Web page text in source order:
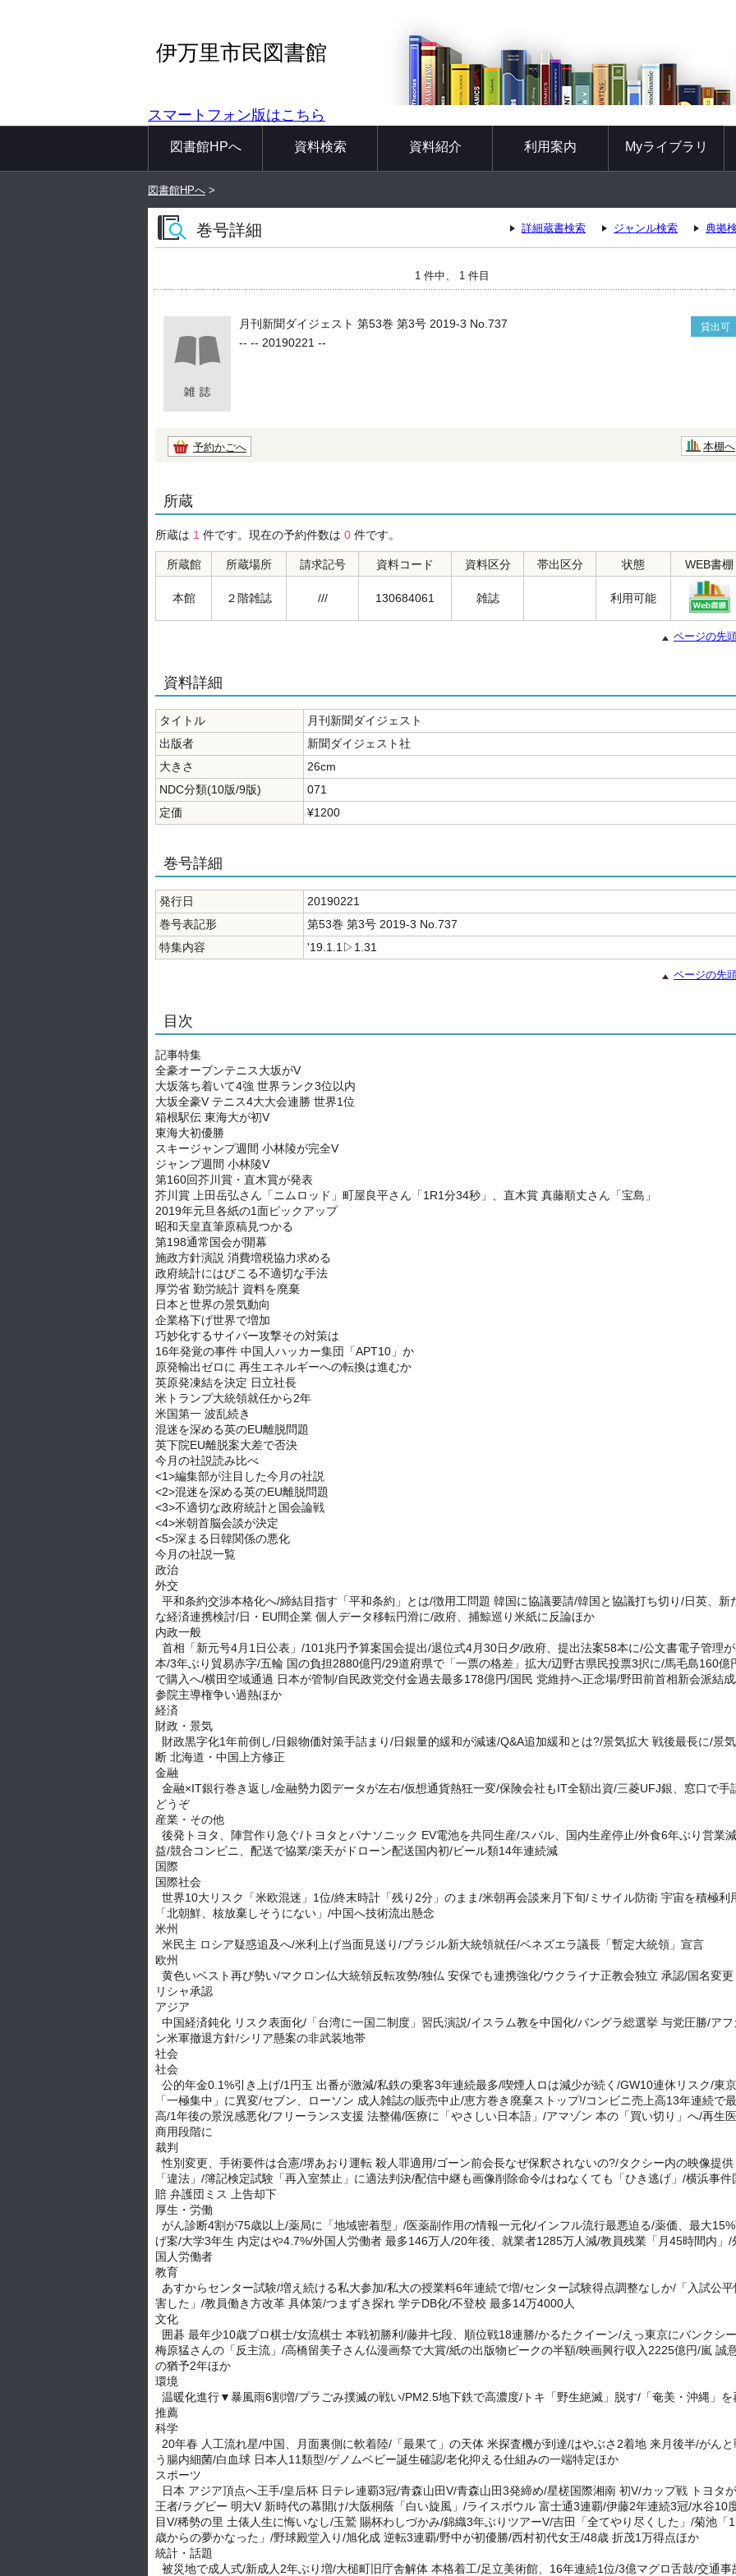
伊万里市民図書館
スマートフォン版はこちら
図書館HPへ 資料検索 資料紹介 利用案内 Myライブラリ
図書館HPへ >
巻号詳細 詳細蔵書検索 ジャンル検索 典拠
1 件中、 1 件目
月刊新聞ダイジェスト 第53巻 第3号 2019-3 No.737 貸出可
-- -- 20190221 --
予約かごへ 本棚へ
所蔵
所蔵は 1 件です。現在の予約件数は 0 件です。
所蔵館 所蔵場所 請求記号 資料コード 資料区分 帯出区分 状態 WEB書棚
本館 ２階雑誌 /// 130684061 雑誌 利用可能
ページの先
資料詳細
タイトル
月刊新聞ダイジェスト
出版者
新聞ダイジェスト社
大きさ
26cm
NDC分類(10版/9版)
071
定価
¥1200
巻号詳細
発行日
20190221
巻号表記形
第53巻 第3号 2019-3 No.737
特集内容
'19.1.1▷1.31
ページの先
目次
記事特集
全豪オープンテニス大坂がV
大坂落ち着いて4強 世界ランク3位以内
大坂全豪V テニス4大大会連勝 世界1位
箱根駅伝 東海大が初V
東海大初優勝
スキージャンプ週間 小林陵が完全V
ジャンプ週間 小林陵V
第160回芥川賞・直木賞が発表
芥川賞 上田岳弘さん「ニムロッド」町屋良平さん「1R1分34秒」、直木賞 真藤順丈さん「宝島」
2019年元旦各紙の1面ピックアップ
昭和天皇直筆原稿見つかる
第198通常国会が開幕
施政方針演説 消費増税協力求める
政府統計にはびこる不適切な手法
厚労省 勤労統計 資料を廃棄
日本と世界の景気動向
企業格下げ世界で増加
巧妙化するサイバー攻撃その対策は
16年発覚の事件 中国人ハッカー集団「APT10」か
原発輸出ゼロに 再生エネルギーへの転換は進むか
英原発凍結を決定 日立社長
米トランプ大統領就任から2年
米国第一 波乱続き
混迷を深める英のEU離脱問題
英下院EU離脱案大差で否決
今月の社説読み比べ
<1>編集部が注目した今月の社説
<2>混迷を深める英のEU離脱問題
<3>不適切な政府統計と国会論戦
<4>米朝首脳会談が決定
<5>深まる日韓関係の悪化
今月の社説一覧
政治
外交
平和条約交渉本格化へ/締結目指す「平和条約」とは/徴用工問題 韓国に協議要請/韓国と協議打ち切り/日英、新
な経済連携検討/日・EU間企業 個人データ移転円滑に/政府、捕鯨巡り米紙に反論ほか
内政一般
首相「新元号4月1日公表」/101兆円予算案国会提出/退位式4月30日夕/政府、提出法案58本に/公文書電子管理
本/3年ぶり貿易赤字/五輪 国の負担2880億円/29道府県で「一票の格差」拡大/辺野古県民投票3択に/馬毛島160億
で購入へ/横田空域通過 日本が管制/自民政党交付金過去最多178億円/国民 党維持へ正念場/野田前首相新会派結
参院主導権争い過熱ほか
経済
財政・景気
財政黒字化1年前倒し/日銀物価対策手詰まり/日銀量的緩和が減速/Q&A追加緩和とは?/景気拡大 戦後最長に/景
断 北海道・中国上方修正
金融
金融×IT銀行巻き返し/金融勢力図データが左右/仮想通貨熱狂一変/保険会社もIT全額出資/三菱UFJ銀、窓口で手
どうぞ
産業・その他
後発トヨタ、陣営作り急ぐ/トヨタとパナソニック EV電池を共同生産/スバル、国内生産停止/外食6年ぶり営業減
益/競合コンビニ、配送で協業/楽天がドローン配送国内初/ビール類14年連続減
国際
国際社会
世界10大リスク「米欧混迷」1位/終末時計「残り2分」のまま/米朝再会談来月下旬/ミサイル防衛 宇宙を積極利
「北朝鮮、核放棄しそうにない」/中国へ技術流出懸念
米州
米民主 ロシア疑惑追及へ/米利上げ当面見送り/ブラジル新大統領就任/ベネズエラ議長「暫定大統領」宣言
欧州
黄色いベスト再び勢い/マクロン仏大統領反転攻勢/独仏 安保でも連携強化/ウクライナ正教会独立 承認/国名変更
リシャ承認
アジア
中国経済鈍化 リスク表面化/「台湾に一国二制度」習氏演説/イスラム教を中国化/バングラ総選挙 与党圧勝/アフ
ン米軍撤退方針/シリア懸案の非武装地帯
社会
社会
公的年金0.1%引き上げ/1円玉 出番が激減/私鉄の乗客3年連続最多/喫煙人ロは減少が続く/GW10連休リスク/東京
「一極集中」に異変/セブン、ローソン 成人雑誌の販売中止/恵方巻き廃棄ストップ!/コンビニ売上高13年連続で最
高/1年後の景況感悪化/フリーランス支援 法整備/医療に「やさしい日本語」/アマゾン 本の「買い切り」へ/再生
商用段階に
裁判
性別変更、手術要件は合憲/堺あおり運転 殺人罪適用/ゴーン前会長なぜ保釈されないの?/タクシー内の映像提供
「違法」/簿記検定試験「再入室禁止」に適法判決/配信中継も画像削除命令/はねなくても「ひき逃げ」/横浜事件
賠 弁護団ミス 上告却下
厚生・労働
がん診断4割が75歳以上/薬局に「地域密着型」/医薬副作用の情報一元化/インフル流行最悪迫る/薬価、最大
げ案/大学3年生 内定はや4.7%/外国人労働者 最多146万人/20年後、就業者1285万人減/教員残業「月45時間内」/
国人労働者
教育
あすからセンター試験/増え続ける私大参加/私大の授業料6年連続で増/センター試験得点調整なしか/「入試公平
害した」/教員働き方改革 具体策/つまずき探れ 学テDB化/不登校 最多14万4000人
文化
囲碁 最年少10歳プロ棋士/女流棋士 本戦初勝利/藤井七段、順位戦18連勝/かるたクイーン/えっ東京にバンクシ
梅原猛さんの「反主流」/高橋留美子さん仏漫画祭で大賞/紙の出版物ピークの半額/映画興行収入2225億円/嵐 誠
の猶予2年ほか
環境
温暖化進行▼暴風雨6割増/プラごみ撲滅の戦い/PM2.5地下鉄で高濃度/トキ「野生絶滅」脱す/「奄美・沖縄」を
推薦
科学
20年春 人工流れ星/中国、月面裏側に軟着陸/「最果て」の天体 米探査機が到達/はやぶさ2着地 来月後半/がんと
う腸内細菌/白血球 日本人11類型/ゲノムベビー誕生確認/老化抑える仕組みの一端特定ほか
スポーツ
日本 アジア頂点へ王手/皇后杯 日テレ連覇3冠/青森山田V/青森山田3発締め/星槎国際湘南 初V/カップ戦 トヨタ
王者/ラグビー 明大V 新時代の幕開け/大阪桐蔭「白い旋風」/ライスボウル 富士通3連覇/伊藤2年連続3冠/水谷10
目V/稀勢の里 土俵人生に悔いなし/玉鷲 賜杯わしづかみ/錦織3年ぶりツアーV/吉田「全てやり尽くした」/菊池「
歳からの夢かなった」/野球殿堂入り/旭化成 逆転3連覇/野中が初優勝/西村初代女王/48歳 折茂1万得点ほか
統計・話題
被災地で成人式/新成人2年ぶり増/大槌町旧庁舎解体 本格着工/足立美術館、16年連続1位/3億マグロ舌鼓/交通事